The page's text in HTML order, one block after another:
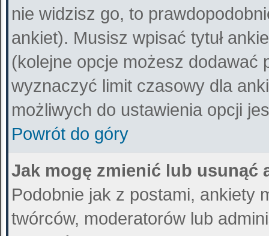
nie widzisz go, to
ankiet). Musisz wpisać tytuł
(kolejne opcje możesz dodawać
wyznaczyć limit czasowy dla
możliwych do ustawienia opcji
Powrót do góry
Jak mogę zmienić lub usunąć
Podobnie jak z postami, ankiety
twórców, moderatorów lub